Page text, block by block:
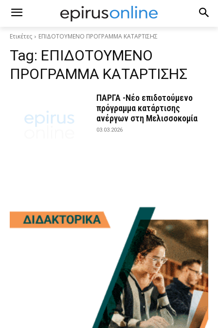
Ετικέτες ΕΠΙΔΟΤΟΥΜΕΝΟ ΠΡΟΓΡΑΜΜΑ ΚΑΤΑΡΤΙΣΗΣ
Tag: ΕΠΙΔΟΤΟΥΜΕΝΟ
ΠΡΟΓΡΑΜΜΑ ΚΑΤΑΡΤΙΣΗΣ
ΠΑΡΓΑ -Νέο επιδοτούμενο
πρόγραμμα κατάρτισης
ανέργων στη Μελισσοκομία
03.03.2026